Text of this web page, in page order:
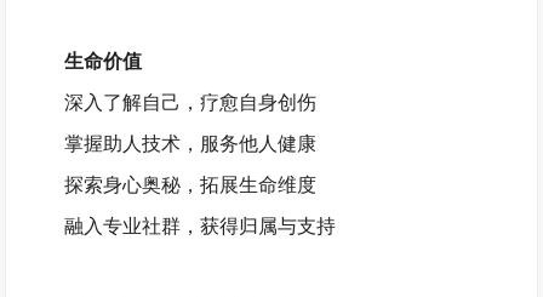
生命价值
深入了解自己，疗愈自身创伤
掌握助人技术，服务他人健康
探索身心奥秘，拓展生命维度
融入专业社群，获得归属与支持